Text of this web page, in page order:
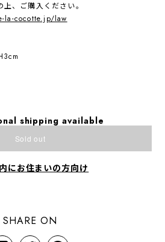
、ご購入ください。
la-cocotte.jp/law
shipping available
Sold out
にお住まいの方向け
SHARE ON